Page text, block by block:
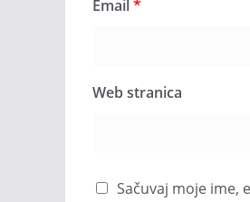
Email*
Web stranica
Sačuvaj moje ime,